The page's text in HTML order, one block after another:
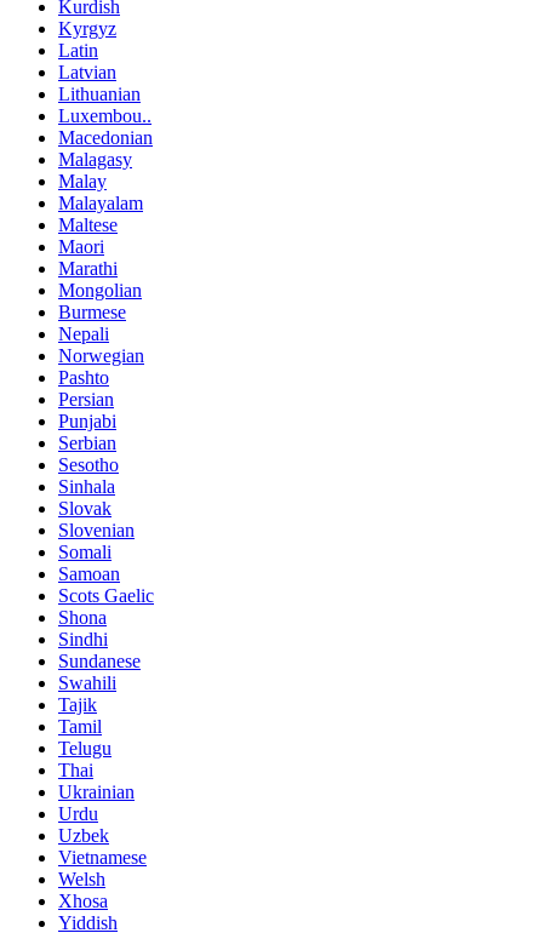
Kurdish
Kyrgyz
Latin
Latvian
Lithuanian
Luxembou..
Macedonian
Malagasy
Malay
Malayalam
Maltese
Maori
Marathi
Mongolian
Burmese
Nepali
Norwegian
Pashto
Persian
Punjabi
Serbian
Sesotho
Sinhala
Slovak
Slovenian
Somali
Samoan
Scots Gaelic
Shona
Sindhi
Sundanese
Swahili
Tajik
Tamil
Telugu
Thai
Ukrainian
Urdu
Uzbek
Vietnamese
Welsh
Xhosa
Yiddish